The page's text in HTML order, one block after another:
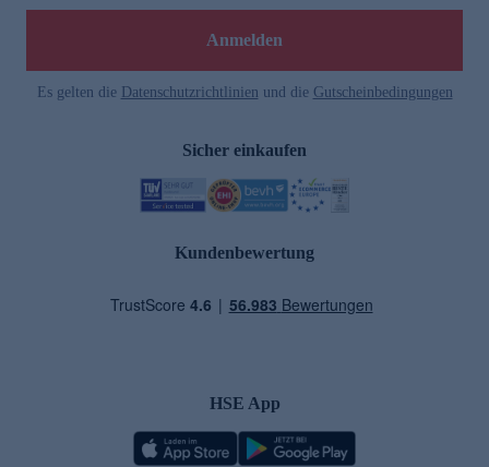
Anmelden
Es gelten die Datenschutzrichtlinien und die Gutscheinbedingungen
Sicher einkaufen
Kundenbewertung
HSE App